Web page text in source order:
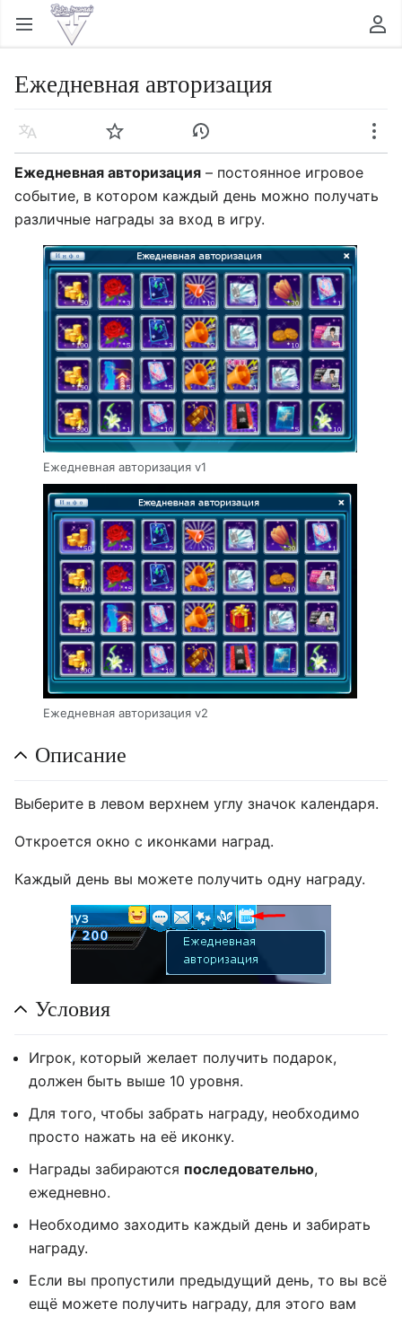
Открыть главное меню Найти Пользовательское меню
Ежедневная авторизация
Язык Следить История
Ещё
Ежедневная авторизация – постоянное игровое
событие, в котором каждый день можно получать
различные награды за вход в игру.
Ежедневная авторизация v1
Ежедневная авторизация v2
Описание
Выберите в левом верхнем углу значок календаря.
Откроется окно с иконками наград.
Каждый день вы можете получить одну награду.
Условия
Игрок, который желает получить подарок,
должен быть выше 10 уровня.
Для того, чтобы забрать награду, необходимо
просто нажать на её иконку.
Награды забираются последовательно,
ежедневно.
Необходимо заходить каждый день и забирать
награду.
Если вы пропустили предыдущий день, то вы всё
ещё можете получить награду, для этого вам